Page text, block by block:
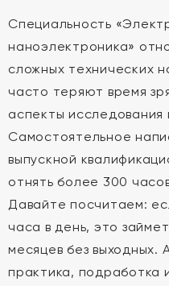
Специальность
наноэлектроника»
сложных технических
часто теряют время
аспекты исследования
Самостоятельное
выпускной
отнять более 300
Давайте посчитаем:
часа в день, это
месяцев без выходных.
практика, подработка